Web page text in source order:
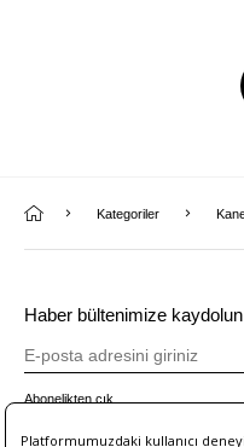
Kategoriler
Haber bültenimize kaydolun
Abonelikten çık
Platformumuzdaki kullanıcı